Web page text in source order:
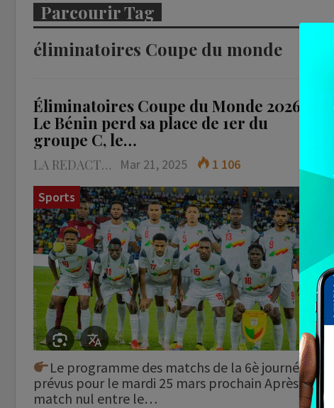
Parcourir Tag
éliminatoires Coupe du monde
Éliminatoires Coupe du Monde 2026 :
Le Bénin perd sa place de 1er du
groupe C, le…
LA REDACTION Mar 21, 2025
1 106
Sports
Le programme des matchs de la 6è journée
prévus pour le mardi 25 mars prochain Après le
match nul entre le…